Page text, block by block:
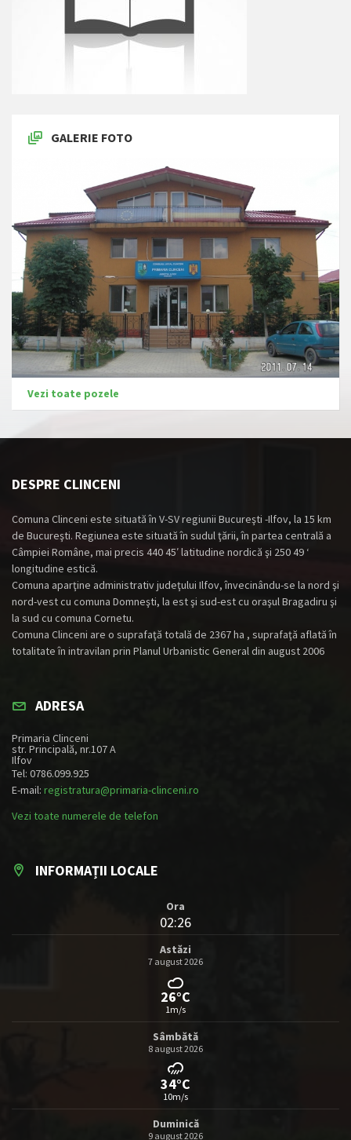
GALERIE FOTO
Vezi toate pozele
DESPRE CLINCENI
Comuna Clinceni este situată în V-SV regiunii Bucureşti -Ilfov, la 15 km
de Bucureşti. Regiunea este situată în sudul ţării, în partea centrală a
Câmpiei Române, mai precis 440 45′ latitudine nordică şi 250 49 ‘
longitudine estică.
Comuna aparţine administrativ judeţului Ilfov, învecinându-se la nord şi
nord-vest cu comuna Domneşti, la est şi sud-est cu oraşul Bragadiru şi
la sud cu comuna Cornetu.
Comuna Clinceni are o suprafaţă totală de 2367 ha , suprafaţă aflată în
totalitate în intravilan prin Planul Urbanistic General din august 2006
ADRESA
Primaria Clinceni
str. Principală, nr.107 A
Ilfov
Tel: 0786.099.925
E-mail: registratura@primaria-clinceni.ro
Vezi toate numerele de telefon
INFORMAȚII LOCALE
Ora
02:26
Astăzi
7 august 2026
26°C
1m/s
Sâmbătă
8 august 2026
34°C
10m/s
Duminică
9 august 2026